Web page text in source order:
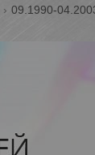
09.1990-